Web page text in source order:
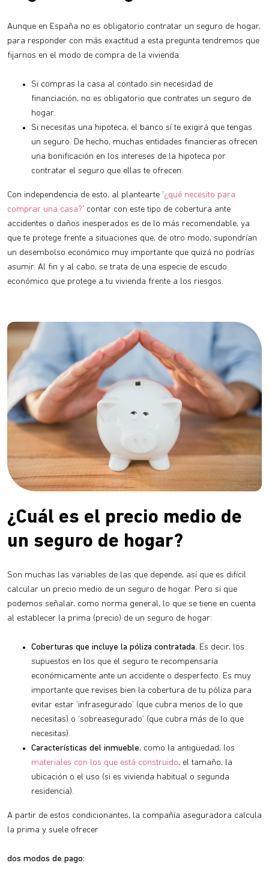
Aunque en España no es obligatorio contratar un seguro de hogar,
para responder con más exactitud a esta pregunta tendremos que
fijarnos en el modo de compra de la vivienda:
Si compras la casa al contado sin necesidad de
financiación, no es obligatorio que contrates un seguro de
hogar.
Si necesitas una hipoteca, el banco sí te exigirá que tengas
un seguro. De hecho, muchas entidades financieras ofrecen
una bonificación en los intereses de la hipoteca por
contratar el seguro que ellas te ofrecen.
Con independencia de esto, al plantearte ‘¿qué necesito para
comprar una casa?’ contar con este tipo de cobertura ante
accidentes o daños inesperados es de lo más recomendable, ya
que te protege frente a situaciones que, de otro modo, supondrían
un desembolso económico muy importante que quizá no podrías
asumir. Al fin y al cabo, se trata de una especie de escudo
económico que protege a tu vivienda frente a los riesgos.
¿Cuál es el precio medio de
un seguro de hogar?
Son muchas las variables de las que depende, así que es difícil
calcular un precio medio de un seguro de hogar. Pero sí que
podemos señalar, como norma general, lo que se tiene en cuenta
al establecer la prima (precio) de un seguro de hogar:
Coberturas que incluye la póliza contratada. Es decir, los
supuestos en los que el seguro te recompensaría
económicamente ante un accidente o desperfecto. Es muy
importante que revises bien la cobertura de tu póliza para
evitar estar ‘infrasegurado’ (que cubra menos de lo que
necesitas) o ‘sobreasegurado’ (que cubra más de lo que
necesitas).
Características del inmueble, como la antigüedad, los
materiales con los que está construido, el tamaño, la
ubicación o el uso (si es vivienda habitual o segunda
residencia).
A partir de estos condicionantes, la compañía aseguradora calcula
la prima y suele ofrecer
dos modos de pago: